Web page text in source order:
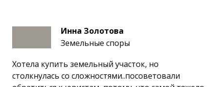
Инна Золотова
Земельные споры
Хотела купить земельный участок, но
столкнулась со сложностями..посоветовали